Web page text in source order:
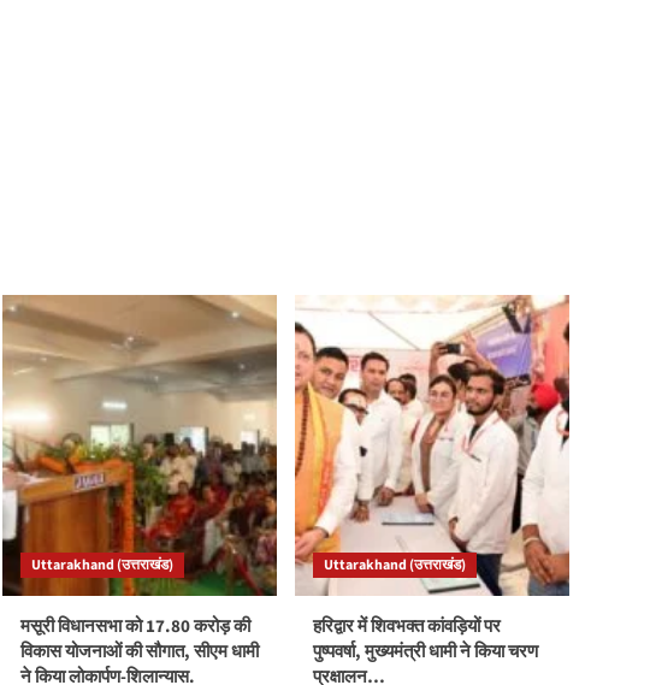
Uttarakhand (उत्तराखंड)
मसूरी विधानसभा को 17.80 करोड़ की
विकास योजनाओं की सौगात, सीएम धामी
ने किया लोकार्पण-शिलान्यास.
Uttarakhand (उत्तराखंड)
हरिद्वार में शिवभक्त कांवड़ियों पर
पुष्पवर्षा, मुख्यमंत्री धामी ने किया चरण
प्रक्षालन…